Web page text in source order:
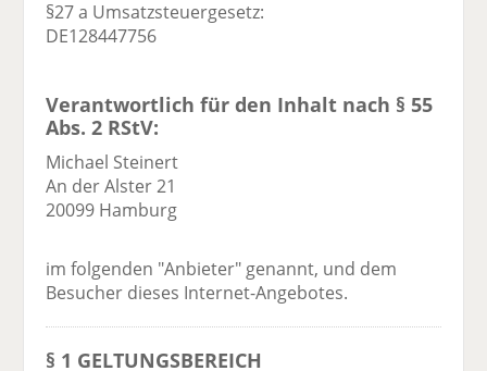
§27 a Umsatzsteuergesetz:
DE128447756
Verantwortlich für den Inhalt nach § 55
Abs. 2 RStV:
Michael Steinert
An der Alster 21
20099 Hamburg
im folgenden "Anbieter" genannt, und dem
Besucher dieses Internet-Angebotes.
§ 1 GELTUNGSBEREICH